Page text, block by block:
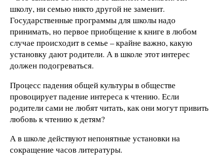
школу, ни семью никто другой не заменит.
Государственные программы для школы надо
принимать, но первое приобщение к книге в любом
случае происходит в семье – крайне важно, какую
установку дают родители. А в школе этот интерес
должен подогреваться.
Процесс падения общей культуры в обществе
провоцирует падение интереса к чтению. Если
родители сами не любят читать, как они могут привить
любовь к чтению к детям?
А в школе действуют непонятные установки на
сокращение часов литературы.